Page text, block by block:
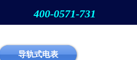
400-0571-731
导轨式电表